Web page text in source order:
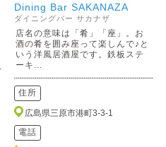
Dining Bar SAKANAZA
ダイニングバー サカナザ
店名の意味は「肴」「座」。お
酒の肴を囲み座って楽しんで♪と
いう洋風居酒屋です。鉄板ステ
ーキ...
住所
広島県三原市港町3-3-1
電話